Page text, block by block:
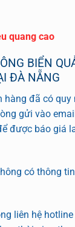
quang cao
ĐÀ NẴNG
hàng đã có
gửi vào
được báo giá
có thông
liên hệ